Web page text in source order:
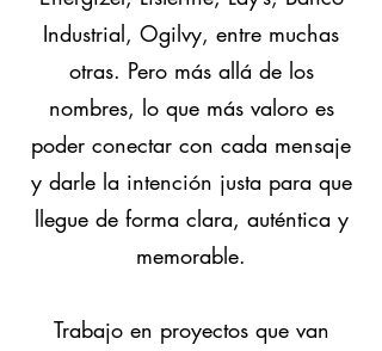
Industrial, Ogilvy, entre muchas
otras. Pero más allá de los
nombres, lo que más valoro es
poder conectar con cada mensaje
y darle la intención justa para que
llegue de forma clara, auténtica y
memorable.
Trabajo en proyectos que van